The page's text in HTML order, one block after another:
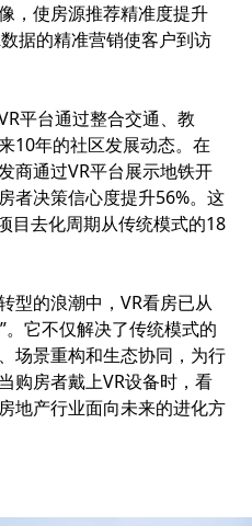
，使房源推荐精准度提升
据的精准营销使客户到访
平台通过整合交通、教
10年的社区发展动态。在
商通过VR平台展示地铁开
者决策信心度提升56%。这
目去化周期从传统模式的18
型的浪潮中，VR看房已从
。它不仅解决了传统模式的
场景重构和生态协同，为行
购房者戴上VR设备时，看
地产行业面向未来的进化方